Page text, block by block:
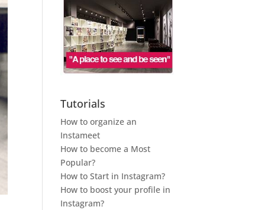
Tutorials
How to organize an
Instameet
How to become a Most
Popular?
How to Start in Instagram?
How to boost your profile in
Instagram?